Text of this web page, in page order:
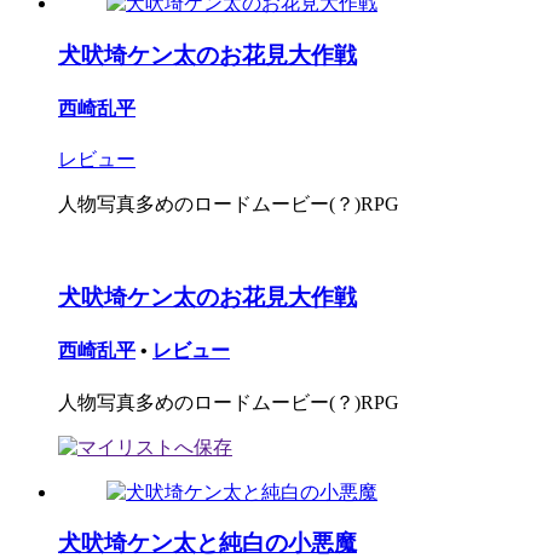
犬吠埼ケン太のお花見大作戦
西崎乱平
レビュー
人物写真多めのロードムービー(？)RPG
犬吠埼ケン太のお花見大作戦
西崎乱平 • レビュー
人物写真多めのロードムービー(？)RPG
犬吠埼ケン太と純白の小悪魔